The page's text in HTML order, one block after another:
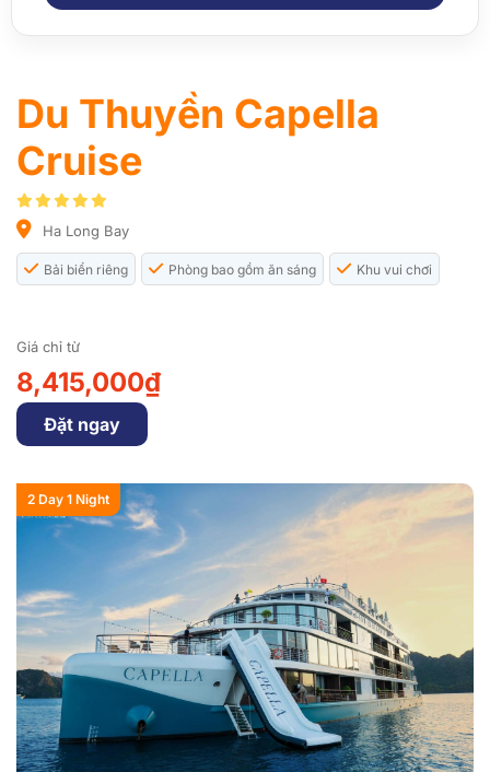
Du Thuyền Capella
Cruise
Ha Long Bay
Bải biển riêng Phòng bao gồm ăn sáng Khu vui chơi
Giá chỉ từ
8,415,000₫
Đặt ngay
2 Day 1 Night